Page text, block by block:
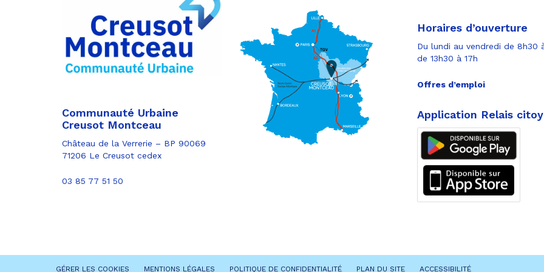
Communauté Urbaine
Creusot Montceau
Château de la Verrerie – BP 90069
71206 Le Creusot cedex
03 85 77 51 50
Horaires d’ouverture
Du lundi au vendredi de 8h30
de 13h30 à 17h
Offres d’emploi
Application Relais
GÉRER LES COOKIES MENTIONS LÉGALES POLITIQUE DE CONFIDENTIALITÉ PLAN DU SITE ACCESSIBILITÉ